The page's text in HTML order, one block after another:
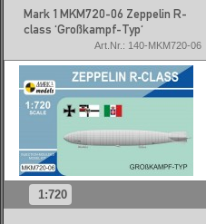
Mark 1 MKM720-06 Zeppelin R-
class 'Großkampf-Typ'
Art.Nr.: 140-MKM720-06
1:720